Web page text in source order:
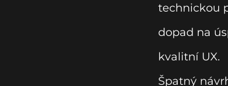
technickou
dopad na
kvalitní UX.
Špatný